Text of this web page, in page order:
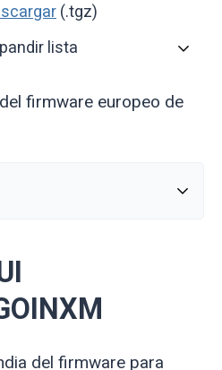
(.tgz)
lista
firmware europeo de
del firmware para